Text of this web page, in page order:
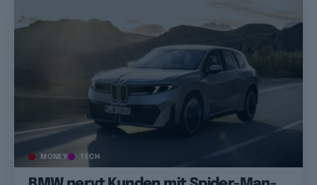
MONEY TECH